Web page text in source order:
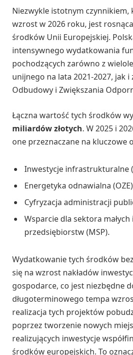
Niezwykle istotnym czynnikiem,
wzrost w 2026 roku, jest
środków Unii Europejskiej.
intensywnego wydatkowania
pochodzących zarówno z
unijnego na lata 2021-2027, jak
Odbudowy i Zwiększania
Łączna wartość tych środków
miliardów złotych. W 2025 i
one przeznaczane na kluczowe
Inwestycje infrastrukturalne
Energetyka odnawialna
Cyfryzacja administracji
Wsparcie dla sektora
przedsiębiorstw (MSP).
Wydatkowanie tych środków
się na wzrost nakładów
gospodarce, co jest niezbędne
długoterminowego tempa
realizacja tych projektów
poprzez tworzenie nowych
realizujących inwestycje
środków europejskich. To